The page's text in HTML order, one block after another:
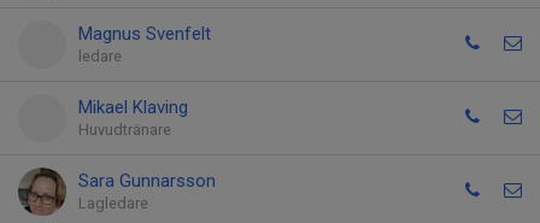
Magnus Svenfelt
ledare
Mikael Klaving
Huvudtränare
Sara Gunnarsson
Lagledare